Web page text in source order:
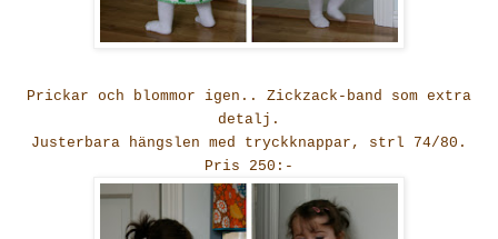
Prickar och blommor igen.. Zickzack-band som extra
detalj.
Justerbara hängslen med tryckknappar, strl 74/80.
Pris 250:-